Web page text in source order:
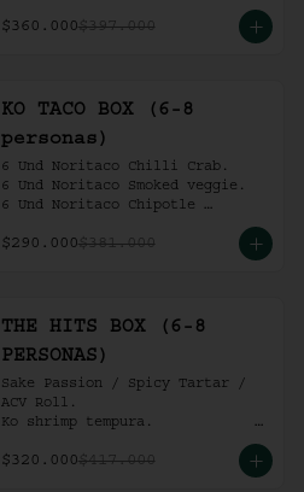
Dragon.
2 Und Noritaco Chilli Crab.
(6-8 personas).
$360.000$397.000
KO TACO BOX (6-8
personas)
6 Und Noritaco Chilli Crab.
6 Und Noritaco Smoked veggie.
6 Und Noritaco Chipotle
$290.000$381.000
THE HITS BOX (6-8
PERSONAS)
Sake Passion / Spicy Tartar /
ACV Roll.
Ko shrimp tempura.
Tartare.
4 Und Noritaco Chilli Crab.
$320.000$417.000